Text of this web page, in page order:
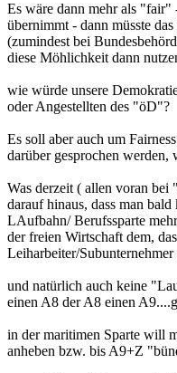
Es wäre dann mehr als
übernimmt - dann müsste
(zumindest bei
diese Möhlichkeit dann
wie würde unsere
oder Angestellten des "öD"?
Es soll aber auch um
darüber gesprochen werden,
Was derzeit ( allen voran
darauf hinaus, dass man
LAufbahn/ Berufssparte
der freien Wirtschaft dem,
Leiharbeiter/
und natürlich auch keine
einen A8 der A8 einen
in der maritimen Sparte will
anheben bzw. bis A9+Z